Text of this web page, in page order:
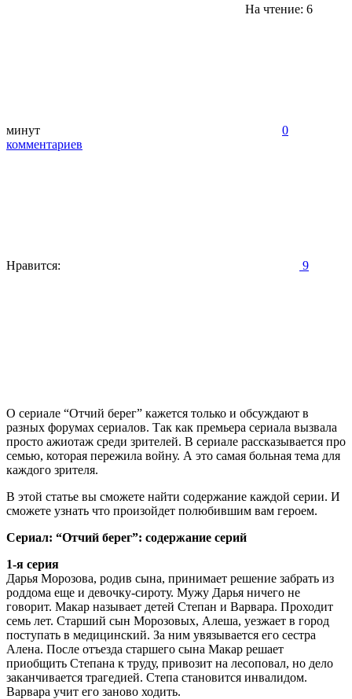
На чтение: 6
минут
0
комментариев
Нравится: 9
О сериале “Отчий берег” кажется только и обсуждают в
разных форумах сериалов. Так как премьера сериала вызвала
просто ажиотаж среди зрителей. В сериале рассказывается про
семью, которая пережила войну. А это самая больная тема для
каждого зрителя.
В этой статье вы сможете найти содержание каждой серии. И
сможете узнать что произойдет полюбившим вам героем.
Сериал: “Отчий берег”: содержание серий
1-я серия
Дарья Морозова, родив сына, принимает решение забрать из
роддома еще и девочку-сироту. Мужу Дарья ничего не
говорит. Макар называет детей Степан и Варвара. Проходит
семь лет. Старший сын Морозовых, Алеша, уезжает в город
поступать в медицинский. За ним увязывается его сестра
Алена. После отъезда старшего сына Макар решает
приобщить Степана к труду, привозит на лесоповал, но дело
заканчивается трагедией. Степа становится инвалидом.
Варвара учит его заново ходить.